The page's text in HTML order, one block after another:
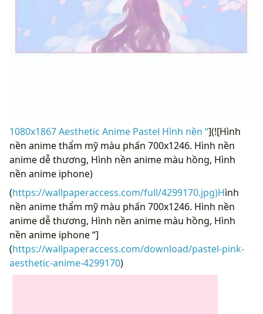
1080x1867 Aesthetic Anime Pastel Hình nền “](![Hình
nền anime thẩm mỹ màu phấn 700x1246. Hình nền
anime dễ thương, Hình nền anime màu hồng, Hình
nền anime iphone)
(https://wallpaperaccess.com/full/4299170.jpg)Hình
nền anime thẩm mỹ màu phấn 700x1246. Hình nền
anime dễ thương, Hình nền anime màu hồng, Hình
nền anime iphone “]
(https://wallpaperaccess.com/download/pastel-pink-
aesthetic-anime-4299170)